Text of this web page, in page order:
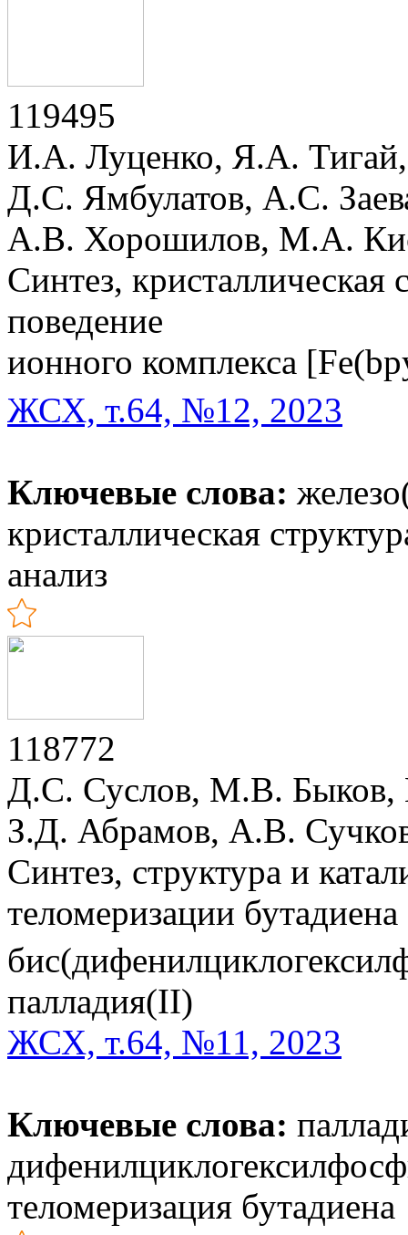
119495
И.А. Луценко, Я.А.
Д.С. Ямбулатов, А.С.
А.В. Хорошилов, М.А.
Синтез, кристаллическая
поведение
ионного комплекса
ЖСХ, т.64, №12, 2023
Ключевые слова:
кристаллическая
анализ
118772
Д.С. Суслов, М.В.
З.Д. Абрамов, А.В.
Синтез, структура и
теломеризации
палладия(II)
ЖСХ, т.64, №11, 2023
Ключевые слова:
теломеризация бутадиена